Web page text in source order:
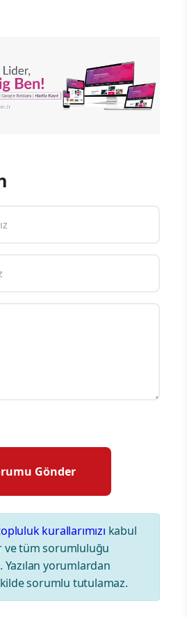
kurallarımızı kabul
ve tüm sorumluluğu
yorumlardan
sorumlu tutulamaz.